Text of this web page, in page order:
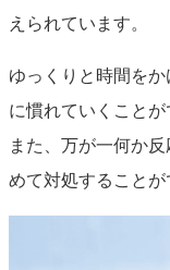
えられています。
ゆっくりと時間を
に慣れていくことが
また、万が一何か
めて対処することが